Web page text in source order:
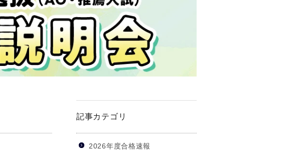
記事カテゴリ
2026年度合格速報